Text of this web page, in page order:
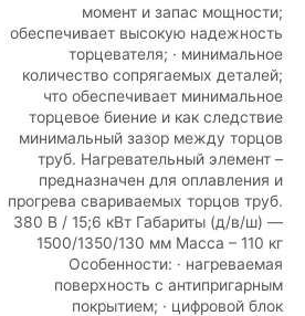
момент и запас мощности;
обеспечивает высокую надежность
торцевателя; · минимальное
количество сопрягаемых деталей;
что обеспечивает минимальное
торцевое биение и как следствие
минимальный зазор между торцов
труб. Нагревательный элемент –
предназначен для оплавления и
прогрева свариваемых торцов труб.
380 В / 15;6 кВт Габариты (д/в/ш) —
1500/1350/130 мм Масса – 110 кг
Особенности: · нагреваемая
поверхность с антипригарным
покрытием; · цифровой блок